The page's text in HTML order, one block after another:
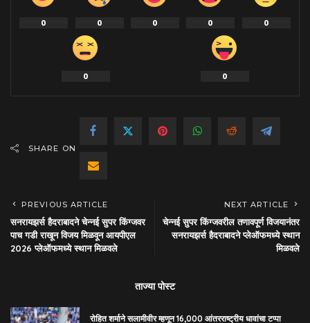
0 0 0 0 0
0 0
SHARE ON
PREVIOUS ARTICLE
सनरायझर्स हैदराबादने चेन्नई सुपर किंग्जवर
पाच गडी राखून विजय मिळवून आयपीएल
2026 प्लेऑफमध्ये स्थान मिळवले
NEXT ARTICLE
चेन्नई सुपर किंग्जवरील तणावपूर्ण विजयानंतर
सनरायझर्स हैदराबादने प्लेऑफमध्ये स्थान
मिळवले
ताज्या पोस्ट
रोहित शर्माने सलामीवीर म्हणून 16,000 आंतरराष्ट्रीय धावांचा टप्पा